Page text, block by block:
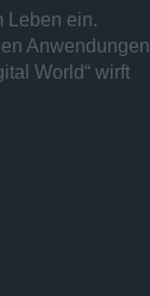
Leben ein.
Anwendungen
World“ wirft